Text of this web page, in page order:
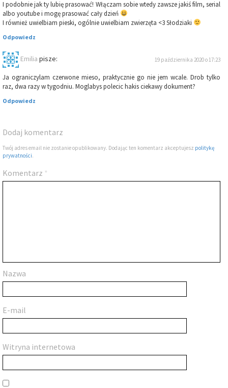
I podobnie jak ty lubię prasować! Włączam sobie wtedy zawsze jakiś film, serial
albo youtube i mogę prasować cały dzień
I również uwielbiam pieski, ogólnie uwielbiam zwierzęta <3 Słodziaki
Odpowiedz
Emilia pisze: 19 października 2020 o 17:23
Ja ograniczylam czerwone mieso, praktycznie go nie jem wcale. Drob tylko
raz, dwa razy w tygodniu. Moglabys polecic hakis ciekawy dokument?
Odpowiedz
Dodaj komentarz
Twój adres email nie zostanie opublikowany. Dodając ten komentarz akceptujesz politykę
prywatności.
Komentarz *
Nazwa
E-mail
Witryna internetowa